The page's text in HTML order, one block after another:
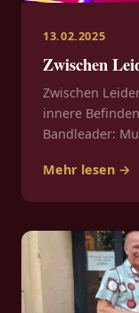
13.02.2025
Zwischen
Zwischen
innere
Bandleader:
Mehr lesen →